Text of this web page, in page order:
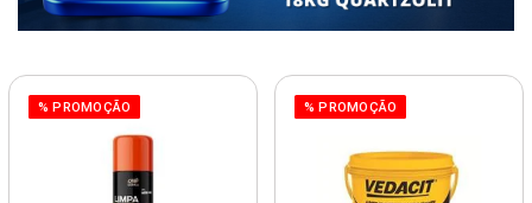
% PROMOÇÃO % PROMOÇÃO